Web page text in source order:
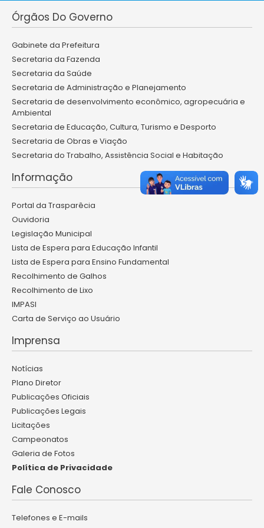
Órgãos Do Governo
Gabinete da Prefeitura
Secretaria da Fazenda
Secretaria da Saúde
Secretaria de Administração e Planejamento
Secretaria de desenvolvimento econômico, agropecuária e
Ambiental
Secretaria de Educação, Cultura, Turismo e Desporto
Secretaria de Obras e Viação
Secretaria do Trabalho, Assistência Social e Habitação
Informação
Portal da Trasparêcia
Ouvidoria
Legislação Municipal
Lista de Espera para Educação Infantil
Lista de Espera para Ensino Fundamental
Recolhimento de Galhos
Recolhimento de Lixo
IMPASI
Carta de Serviço ao Usuário
Imprensa
Notícias
Plano Diretor
Publicações Oficiais
Publicações Legais
Licitações
Campeonatos
Galeria de Fotos
Política de Privacidade
Fale Conosco
Telefones e E-mails